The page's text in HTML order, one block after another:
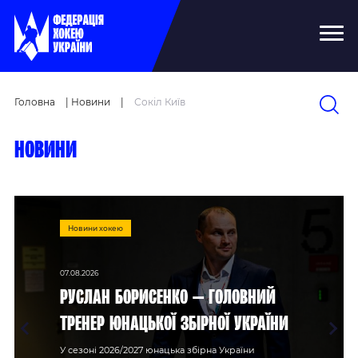
Головна Новини Сокіл Київ
новини
Новини хокею
07.08.2026
Руслан Борисенко — головний
тренер юнацької збірної України
У сезоні 2026/2027 юнацька збірна України